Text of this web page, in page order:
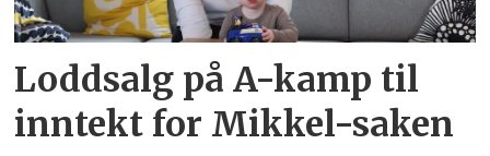
Loddsalg på A-kamp til
inntekt for Mikkel-saken